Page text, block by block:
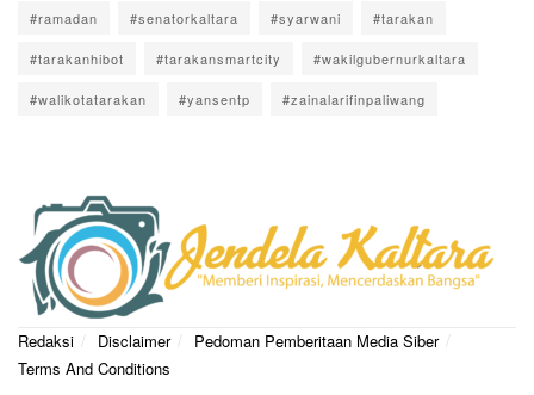
#ramadan #senatorkaltara #syarwani #tarakan
#tarakanhibot #tarakansmartcity #wakilgubernurkaltara
#walikotatarakan #yansentp #zainalarifinpaliwang
Redaksi Disclaimer
Pedoman Pemberitaan Media Siber
Terms And Conditions